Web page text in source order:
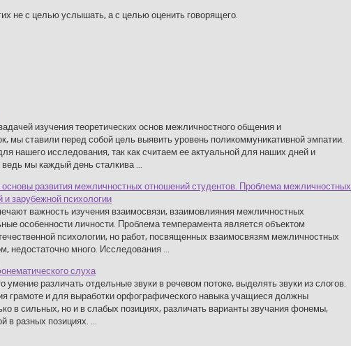
не с целью услышать, а с целью оценить говорящего.
изучения теоретических основ межличностного общения и
мы ставили перед собой цель выявить уровень поликоммуникативной эмпатии.
нашего исследования, так как считаем ее актуальной для наших дней и
мы каждый день сталкива ...
основы развития межличностных отношений студентов. Проблема межличностных
и зарубежной психологии
важность изучения взаимосвязи, взаимовлияния межличностных
особенности личности. Проблема темперамента является объектом
психологии, но работ, посвященных взаимосвязям межличностных
недостаточно много. Исследования ...
слуха
различать отдельные звуки в речевом потоке, выделять звуки из слогов.
грамоте и для выработки орфографического навыка учащиеся должны
в сильных, но и в слабых позициях, различать варианты звучания фонемы,
в разных позициях. ...